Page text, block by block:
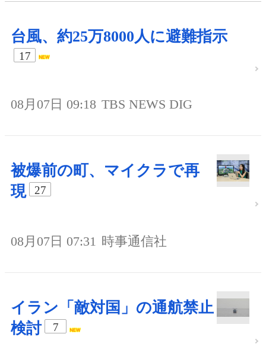
台風、約25万8000人に避難指示
17
08月07日 09:18 TBS NEWS DIG
被爆前の町、マイクラで再
現
27
08月07日 07:31 時事通信社
イラン「敵対国」の通航禁止
検討
7